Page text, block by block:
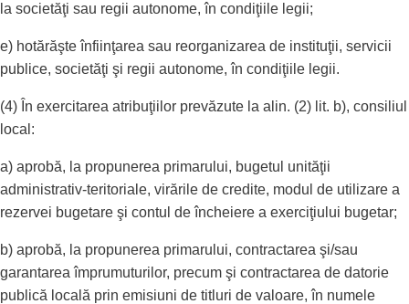
la societăţi sau regii autonome, în condiţiile legii;
e) hotărăşte înfiinţarea sau reorganizarea de instituţii, servicii
publice, societăţi şi regii autonome, în condiţiile legii.
(4) În exercitarea atribuţiilor prevăzute la alin. (2) lit. b), consiliul
local:
a) aprobă, la propunerea primarului, bugetul unităţii
administrativ-teritoriale, virările de credite, modul de utilizare a
rezervei bugetare şi contul de încheiere a exerciţiului bugetar;
b) aprobă, la propunerea primarului, contractarea şi/sau
garantarea împrumuturilor, precum şi contractarea de datorie
publică locală prin emisiuni de titluri de valoare, în numele